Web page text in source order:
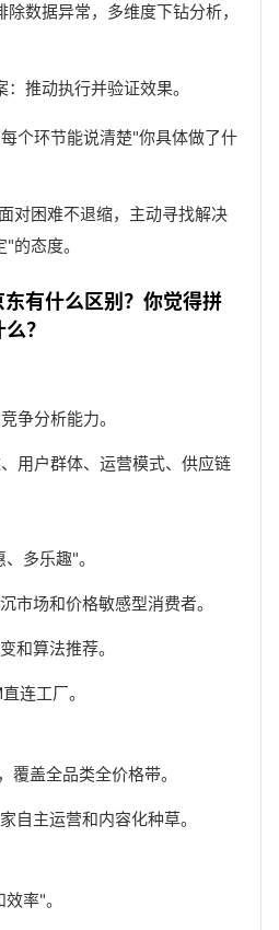
数据异常，多维度下钻分析，
推动执行并验证效果。
个环节能说清楚"你具体做了什
对困难不退缩，主动寻找解决
的态度。
有什么区别？你觉得拼
？
争分析能力。
用户群体、运营模式、供应链
多乐趣"。
市场和价格敏感型消费者。
和算法推荐。
连工厂。
覆盖全品类全价格带。
自主运营和内容化种草。
率"。